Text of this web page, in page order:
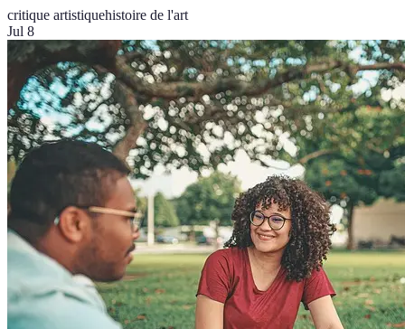
critique artistiquehistoire de l'art
Jul 8